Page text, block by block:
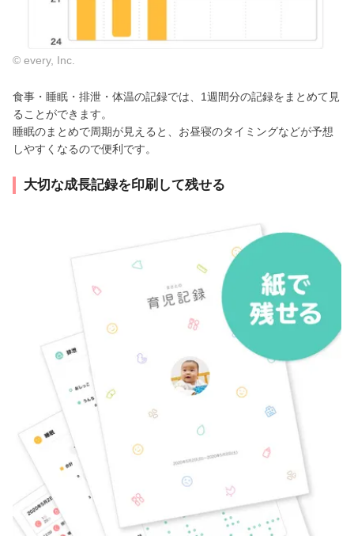
© every, Inc.
食事・睡眠・排泄・体温の記録では、1週間分の記録をまとめて見
ることができます。
睡眠のまとめで周期が見えると、お昼寝のタイミングなどが予想
しやすくなるので便利です。
大切な成長記録を印刷して残せる